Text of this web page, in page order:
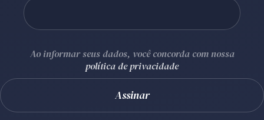
Ao informar seus dados, você concorda com nossa
política de privacidade